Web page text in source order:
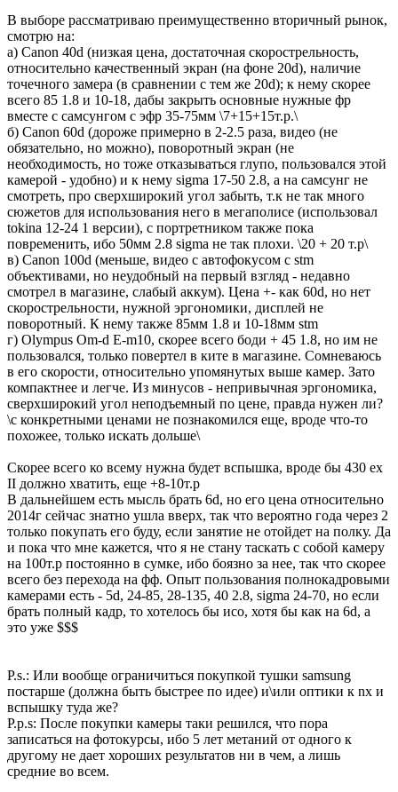
В выборе рассматриваю преимущественно вторичный рынок,
смотрю на:
а) Canon 40d (низкая цена, достаточная скорострельность,
относительно качественный экран (на фоне 20d), наличие
точечного замера (в сравнении с тем же 20d); к нему скорее
всего 85 1.8 и 10-18, дабы закрыть основные нужные фр
вместе с самсунгом с эфр 35-75мм \7+15+15т.р.\
б) Canon 60d (дороже примерно в 2-2.5 раза, видео (не
обязательно, но можно), поворотный экран (не
необходимость, но тоже отказываться глупо, пользовался этой
камерой - удобно) и к нему sigma 17-50 2.8, а на самсунг не
смотреть, про сверхширокий угол забыть, т.к не так много
сюжетов для использования него в мегаполисе (использовал
tokina 12-24 1 версии), с портретником также пока
повременить, ибо 50мм 2.8 sigma не так плохи. \20 + 20 т.р\
в) Canon 100d (меньше, видео с автофокусом с stm
объективами, но неудобный на первый взгляд - недавно
смотрел в магазине, слабый аккум). Цена +- как 60d, но нет
скорострельности, нужной эргономики, дисплей не
поворотный. К нему также 85мм 1.8 и 10-18мм stm
г) Olympus Om-d E-m10, скорее всего боди + 45 1.8, но им не
пользовался, только повертел в ките в магазине. Сомневаюсь
в его скорости, относительно упомянутых выше камер. Зато
компактнее и легче. Из минусов - непривычная эргономика,
сверхширокий угол неподъемный по цене, правда нужен ли?
\с конкретными ценами не познакомился еще, вроде что-то
похожее, только искать дольше\
Скорее всего ко всему нужна будет вспышка, вроде бы 430 ex
II должно хватить, еще +8-10т.р
В дальнейшем есть мысль брать 6d, но его цена относительно
2014г сейчас знатно ушла вверх, так что вероятно года через 2
только покупать его буду, если занятие не отойдет на полку. Да
и пока что мне кажется, что я не стану таскать с собой камеру
на 100т.р постоянно в сумке, ибо боязно за нее, так что скорее
всего без перехода на фф. Опыт пользования полнокадровыми
камерами есть - 5d, 24-85, 28-135, 40 2.8, sigma 24-70, но если
брать полный кадр, то хотелось бы исо, хотя бы как на 6d, а
это уже $$$
P.s.: Или вообще ограничиться покупкой тушки samsung
постарше (должна быть быстрее по идее) и\или оптики к nx и
вспышку туда же?
P.p.s: После покупки камеры таки решился, что пора
записаться на фотокурсы, ибо 5 лет метаний от одного к
другому не дает хороших результатов ни в чем, а лишь
средние во всем.